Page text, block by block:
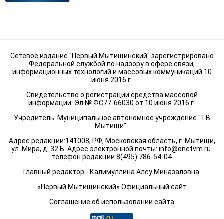
Сетевое издание "Первый Мытищинский" зарегистрировано
Федеральной службой по надзору в сфере связи,
информационных технологий и массовых коммуникаций 10
июня 2016 г.
Свидетельство о регистрации средства массовой
информации: Эл № ФС77-66030 от 10 июня 2016 г.
Учредитель: Муниципальное автономное учреждение "ТВ
Мытищи".
Адрес редакции:141008, РФ, Московская область, г. Мытищи,
ул. Мира, д. 32 Б. Адрес электронной почты: info@onetvm.ru.
телефон редакции 8(495) 786-54-04
Главный редактор - Калимуллина Алсу Миназаловна.
«Первый Мытищинский» Официальный сайт
Соглашение об использовании сайта